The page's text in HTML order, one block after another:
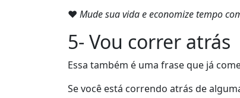
❤ Mude sua vida e economize tempo
5- Vou correr atrás
Essa também é uma frase que já
Se você está correndo atrás de